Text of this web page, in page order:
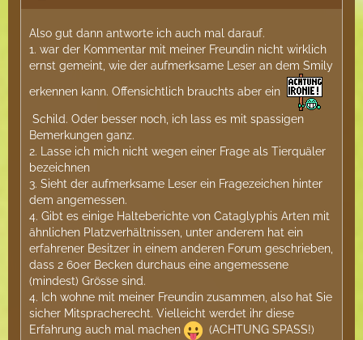
Also gut dann antworte ich auch mal darauf.
1. war der Kommentar mit meiner Freundin nicht wirklich
ernst gemeint, wie der aufmerksame Leser an dem Smily
erkennen kann. Offensichtlich brauchts aber ein
Schild. Oder besser noch, ich lass es mit spassigen
Bemerkungen ganz.
2. Lasse ich mich nicht wegen einer Frage als Tierquäler
bezeichnen
3. Sieht der aufmerksame Leser ein Fragezeichen hinter
dem angemessen.
4. Gibt es einige Halteberichte von Cataglyphis Arten mit
ähnlichen Platzverhältnissen, unter anderem hat ein
erfahrener Besitzer in einem anderen Forum geschrieben,
dass 2 60er Becken durchaus eine angemessene
(mindest) Grösse sind.
4. Ich wohne mit meiner Freundin zusammen, also hat Sie
sicher Mitspracherecht. Vielleicht werdet ihr diese
Erfahrung auch mal machen
(ACHTUNG SPASS!)